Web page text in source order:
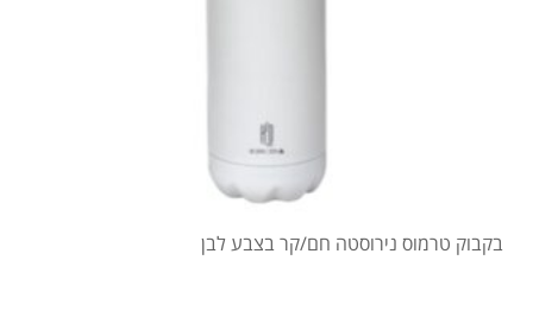
בקבוק טרמוס נירוסטה חם/קר בצבע לבן